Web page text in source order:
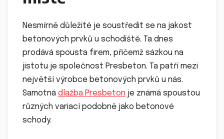
Nesmírně důležité je soustředit se na jakost
betonových prvků u schodiště. Ta dnes
prodává spousta firem, přičemž sázkou na
jistotu je společnost Presbeton. Ta patří mezi
největší výrobce betonových prvků u nás.
Samotná dlažba Presbeton je známá spoustou
různých variací podobně jako betonové
schody.